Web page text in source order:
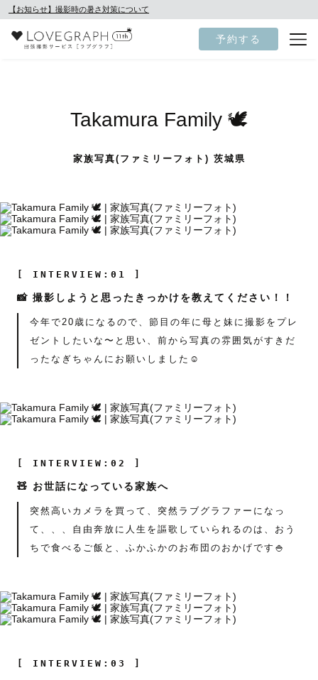
【お知らせ】撮影時の暑さ対策について
予約する
Takamura Family 🕊
家族写真(ファミリーフォト) 茨城県
[ INTERVIEW:01 ]
📸 撮影しようと思ったきっかけを教えてください！！
今年で20歳になるので、節目の年に母と妹に撮影をプレ
ゼントしたいな〜と思い、前から写真の雰囲気がすきだ
ったなぎちゃんにお願いしました☺️
[ INTERVIEW:02 ]
🧸 お世話になっている家族へ
突然高いカメラを買って、突然ラブグラファーになっ
て、、、自由奔放に人生を謳歌していられるのは、おう
ちで食べるご飯と、ふかふかのお布団のおかげです🍚
[ INTERVIEW:03 ]